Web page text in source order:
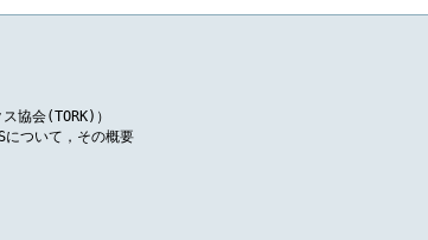
協会(TORK)）
について，その概要